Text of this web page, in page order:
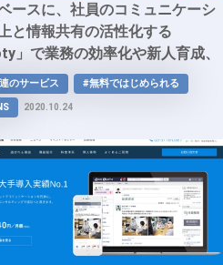
ースに、社員のコミュニケーシ
と情報共有の活性化する
」で業務の効率化や新人育成、
などをサポート
のサービス
#無料ではじめられる
2020.10.24